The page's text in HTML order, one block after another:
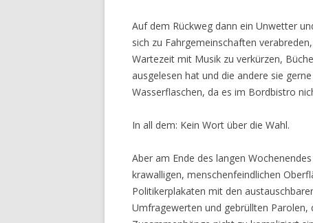
Auf dem Rückweg dann ein Unwetter
sich zu Fahrgemeinschaften
Wartezeit mit Musik zu verkürzen,
ausgelesen hat und die andere sie
Wasserflaschen, da es im Bordbistro
In all dem: Kein Wort über die Wahl.
Aber am Ende des langen
krawalligen, menschenfeindlichen
Politikerplakaten mit den
Umfragewerten und gebrüllten Parolen,